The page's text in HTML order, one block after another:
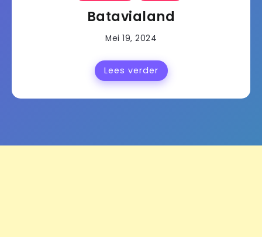
Batavialand
Mei 19, 2024
Lees verder